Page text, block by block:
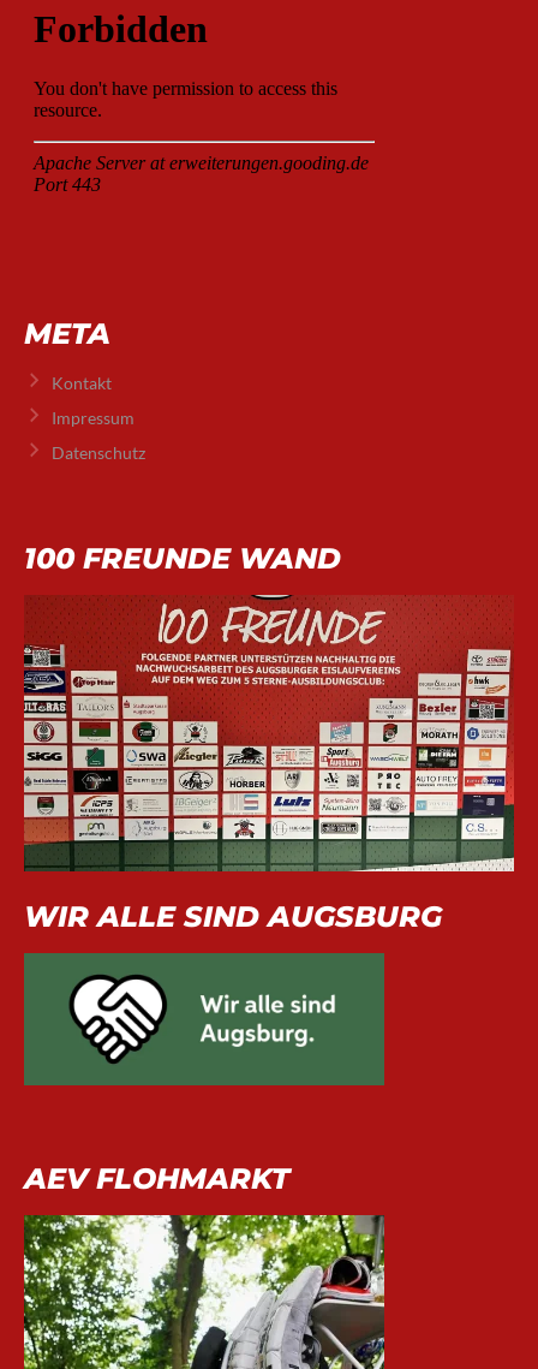
META
Kontakt
Impressum
Datenschutz
100 FREUNDE WAND
WIR ALLE SIND AUGSBURG
AEV FLOHMARKT